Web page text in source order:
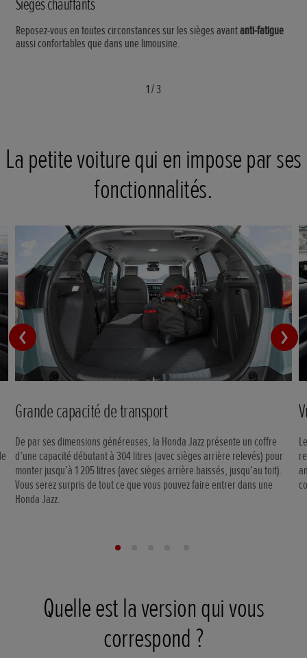
Sièges chauffants
Reposez-vous en toutes circonstances sur les sièges avantanti-fatigue
aussi confortables que dans une limousine.
1/3
La petite voiture qui en impose par ses
fonctionnalités.
Grande capacité de transport
De par ses dimensions généreuses, la Honda Jazz présente un coffre
d’une capacité débutant à 304 litres (avec sièges arrière relevés) pour
monter jusqu’à 1 205 litres (avec sièges arrière baissés, jusqu’au toit).
Vous serez surpris de tout ce que vous pouvez faire entrer dans une
Honda Jazz.
Quelle est la version qui vous
correspond ?